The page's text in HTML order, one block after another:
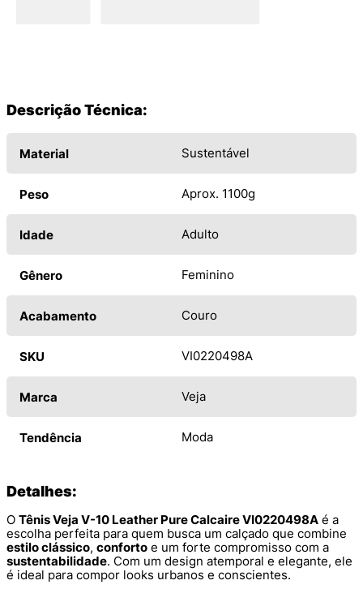
Descrição Técnica:
Material Sustentável
Peso Aprox. 1100g
Idade Adulto
Gênero Feminino
Acabamento Couro
SKU VI0220498A
Marca Veja
Tendência Moda
Detalhes:
O Tênis Veja V-10 Leather Pure Calcaire VI0220498A é a
escolha perfeita para quem busca um calçado que combine
estilo clássico, conforto e um forte compromisso com a
sustentabilidade. Com um design atemporal e elegante, ele
é ideal para compor looks urbanos e conscientes.